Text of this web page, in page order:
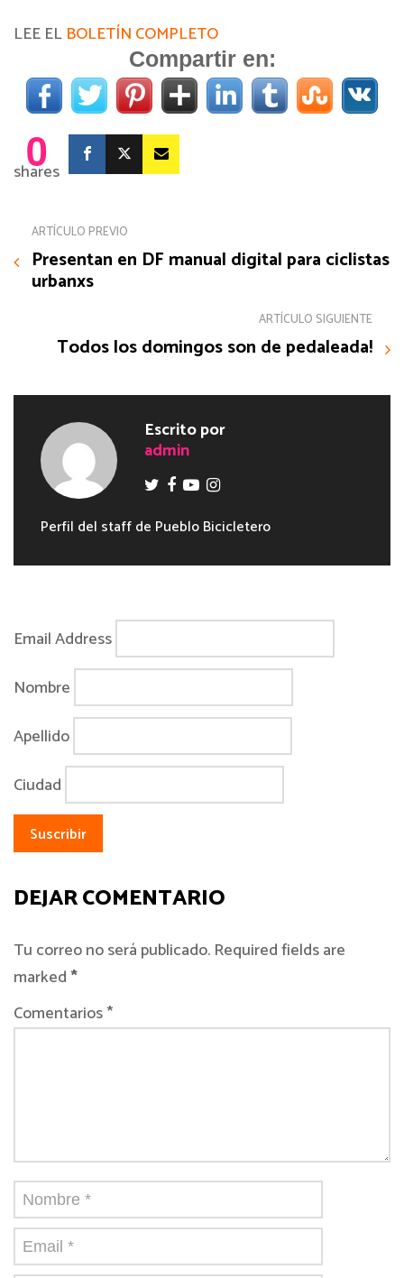
LEE EL BOLETÍN COMPLETO
Compartir en:
0
shares
ARTÍCULO PREVIO
Presentan en DF manual digital para ciclistas
urbanxs
ARTÍCULO SIGUIENTE
Todos los domingos son de pedaleada!
Escrito por
admin
Perfil del staff de Pueblo Bicicletero
Email Address
Nombre
Apellido
Ciudad
DEJAR COMENTARIO
Tu correo no será publicado. Required fields are
marked*
Comentarios *